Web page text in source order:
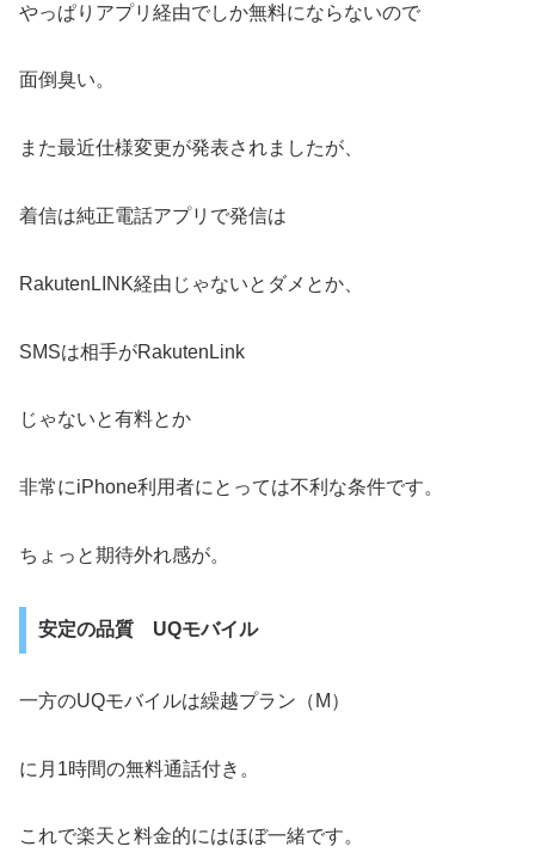
やっぱりアプリ経由でしか無料にならないので
面倒臭い。
また最近仕様変更が発表されましたが、
着信は純正電話アプリで発信は
RakutenLINK経由じゃないとダメとか、
SMSは相手がRakutenLink
じゃないと有料とか
非常にiPhone利用者にとっては不利な条件です。
ちょっと期待外れ感が。
安定の品質 UQモバイル
一方のUQモバイルは繰越プラン（M）
に月1時間の無料通話付き。
これで楽天と料金的にはほぼ一緒です。